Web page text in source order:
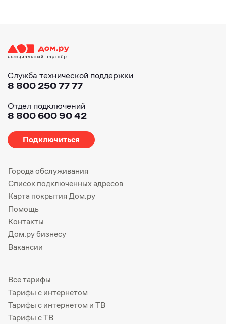
Служба технической поддержки
8 800 250 77 77
Отдел подключений
8 800 600 90 42
Подключиться
Города обслуживания
Список подключенных адресов
Карта покрытия Дом.ру
Помощь
Контакты
Дом.ру бизнесу
Вакансии
Все тарифы
Тарифы с интернетом
Тарифы с интернетом и ТВ
Тарифы с ТВ